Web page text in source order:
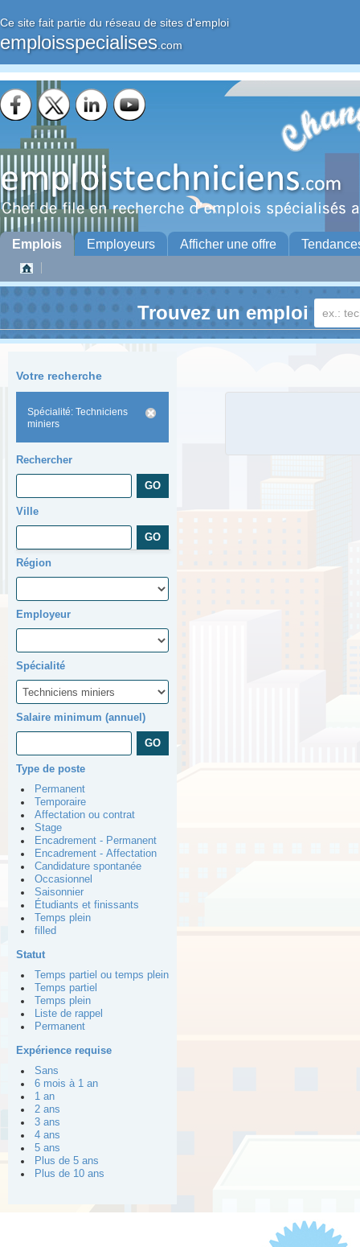
Ce site fait partie du réseau de sites d'emploi
emploisspecialises .com
Emplois Employeurs Afficher une offre
Trouvez un emploi
Votre recherche
Spécialité: Techniciens
miniers
Rechercher
Ville
Région
Employeur
Spécialité
Salaire minimum (annuel)
Type de poste
Permanent
Temporaire
Affectation ou contrat
Stage
Encadrement - Permanent
Encadrement - Affectation
Candidature spontanée
Occasionnel
Saisonnier
Étudiants et finissants
Temps plein
filled
Statut
Temps partiel ou temps plein
Temps partiel
Temps plein
Liste de rappel
Permanent
Expérience requise
Sans
6 mois à 1 an
1 an
2 ans
3 ans
4 ans
5 ans
Plus de 5 ans
Plus de 10 ans